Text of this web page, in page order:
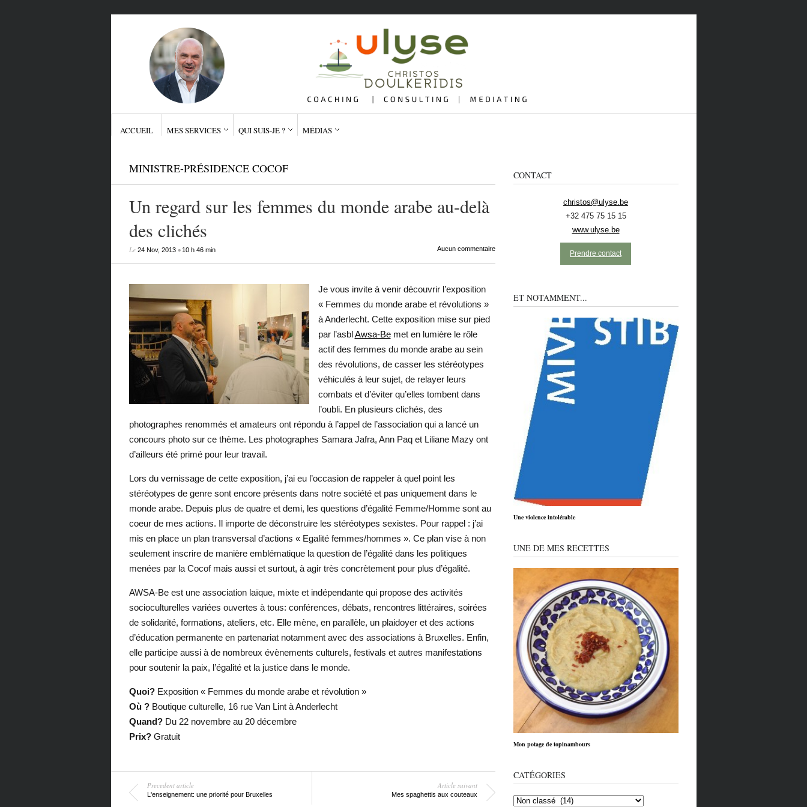
ECOLO
ACCUEIL MES SERVICES QUI SUIS-JE ? MÉDIAS
MINISTRE-PRÉSIDENCE COCOF
Un regard sur les femmes du monde arabe au-delà
des clichés
Le 24 Nov, 2013• 10 h 46 min Aucun commentaire
Je vous invite à venir découvrir l’exposition
« Femmes du monde arabe et révolutions »
à Anderlecht. Cette exposition mise sur pied
par l’asblAwsa-Bemet en lumière le rôle
actif des femmes du monde arabe au sein
des révolutions, de casser les stéréotypes
véhiculés à leur sujet, de relayer leurs
combats et d’éviter qu’elles tombent dans
l’oubli. En plusieurs clichés, des
photographes renommés et amateurs ont répondu à l’appel de l’association qui a lancé un
concours photo sur ce thème. Les photographes Samara Jafra, Ann Paq et Liliane Mazy ont
d’ailleurs été primé pour leur travail.
Lors du vernissage de cette exposition, j’ai eu l’occasion de rappeler à quel point les
stéréotypes de genre sont encore présents dans notre société et pas uniquement dans le
monde arabe. Depuis plus de quatre et demi, les questions d’égalité Femme/Homme sont au
coeur de mes actions. Il importe de déconstruire les stéréotypes sexistes. Pour rappel : j’ai
mis en place un plan transversal d’actions « Egalité femmes/hommes ». Ce plan vise à non
seulement inscrire de manière emblématique la question de l’égalité dans les politiques
menées par la Cocof mais aussi et surtout, à agir très concrètement pour plus d’égalité.
AWSA-Be est une association laïque, mixte et indépendante qui propose des activités
socioculturelles variées ouvertes à tous: conférences, débats, rencontres littéraires, soirées
de solidarité, formations, ateliers, etc. Elle mène, en parallèle, un plaidoyer et des actions
d’éducation permanente en partenariat notamment avec des associations à Bruxelles. Enfin,
elle participe aussi à de nombreux évènements culturels, festivals et autres manifestations
pour soutenir la paix, l’égalité et la justice dans le monde.
Quoi?Exposition « Femmes du monde arabe et révolution »
Où ?Boutique culturelle, 16 rue Van Lint à Anderlecht
Quand?Du 22 novembre au 20 décembre
Prix?Gratuit
Precedent article
L'enseignement: une priorité pour Bruxelles
Article suivant
Mes spaghettis aux couteaux
CONTACT
christos@ulyse.be
+32 475 75 15 15
www.ulyse.be
Prendre contact
ET NOTAMMENT...
Une violence intolérable
UNE DE MES RECETTES
Mon potage de topinambours
CATÉGORIES